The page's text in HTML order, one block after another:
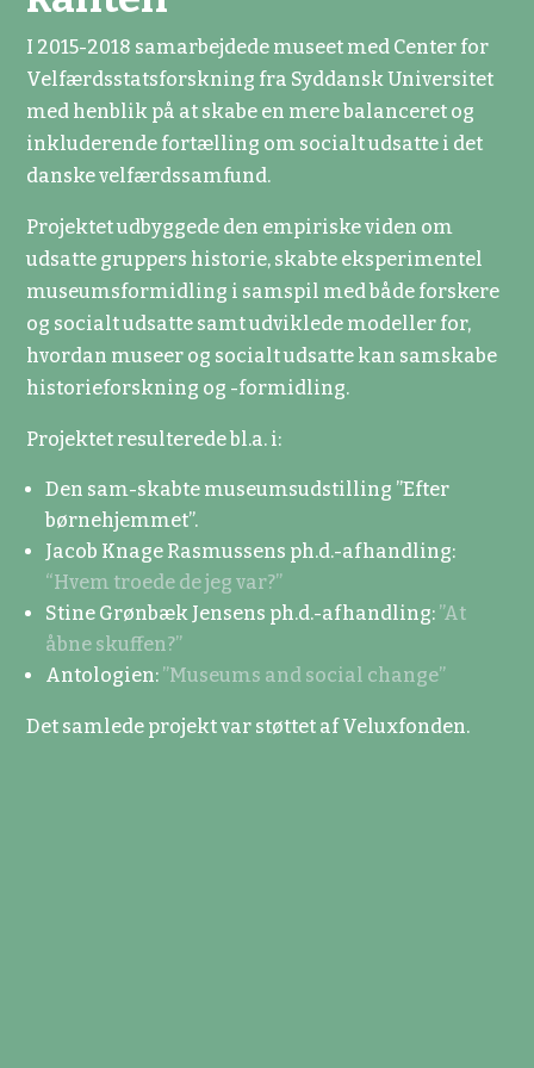
I 2015-2018 samarbejdede museet med Center for
Velfærdsstatsforskning fra Syddansk Universitet
med henblik på at skabe en mere balanceret og
inkluderende fortælling om socialt udsatte i det
danske velfærdssamfund.
Projektet udbyggede den empiriske viden om
udsatte gruppers historie, skabte eksperimentel
museumsformidling i samspil med både forskere
og socialt udsatte samt udviklede modeller for,
hvordan museer og socialt udsatte kan samskabe
historieforskning og -formidling.
Projektet resulterede bl.a. i:
Den sam-skabte museumsudstilling ”Efter
børnehjemmet”.
Jacob Knage Rasmussens ph.d.-afhandling:
“Hvem troede de jeg var?”
Stine Grønbæk Jensens ph.d.-afhandling: ”At
åbne skuffen?”
Antologien: ”Museums and social change”
Det samlede projekt var støttet af Veluxfonden.